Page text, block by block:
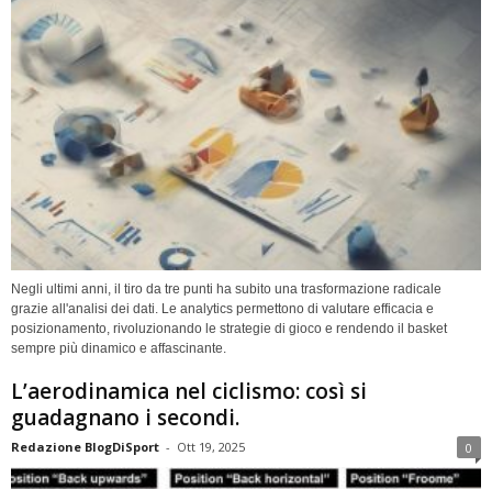
Negli ultimi anni, il tiro da tre punti ha subito una trasformazione radicale
grazie all'analisi dei dati. Le analytics permettono di valutare efficacia e
posizionamento, rivoluzionando le strategie di gioco e rendendo il basket
sempre più dinamico e affascinante.
L’aerodinamica nel ciclismo: così si
guadagnano i secondi.
Redazione BlogDiSport - Ott 19, 2025 0